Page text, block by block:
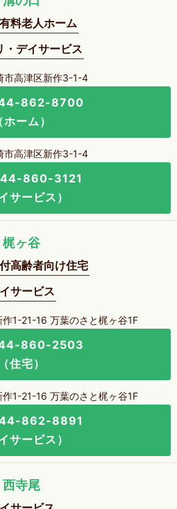
料老人ホーム
・デイサービス
市高津区新作3-1-4
862-8700
ホーム）
市高津区新作3-1-4
860-3121
サービス）
梶ヶ谷
高齢者向け住宅
サービス
作1-21-16 万葉のさと梶ヶ谷1F
860-2503
（住宅）
作1-21-16 万葉のさと梶ヶ谷1F
862-8891
サービス）
西寺尾